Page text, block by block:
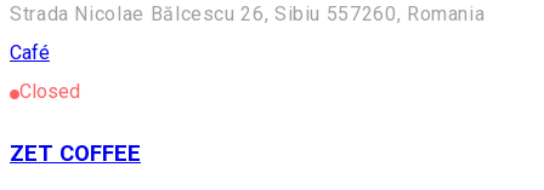
Strada Nicolae Bălcescu 26, Sibiu 557260, Romania
Café
Closed
ZET COFFEE